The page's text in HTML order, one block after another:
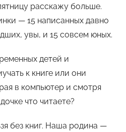
расскажу больше.
— 15 написанных давно
увы, и 15 совсем юных.
детей и
к книге или они
в компьютер и смотря
что читаете?
без книг. Наша родина —